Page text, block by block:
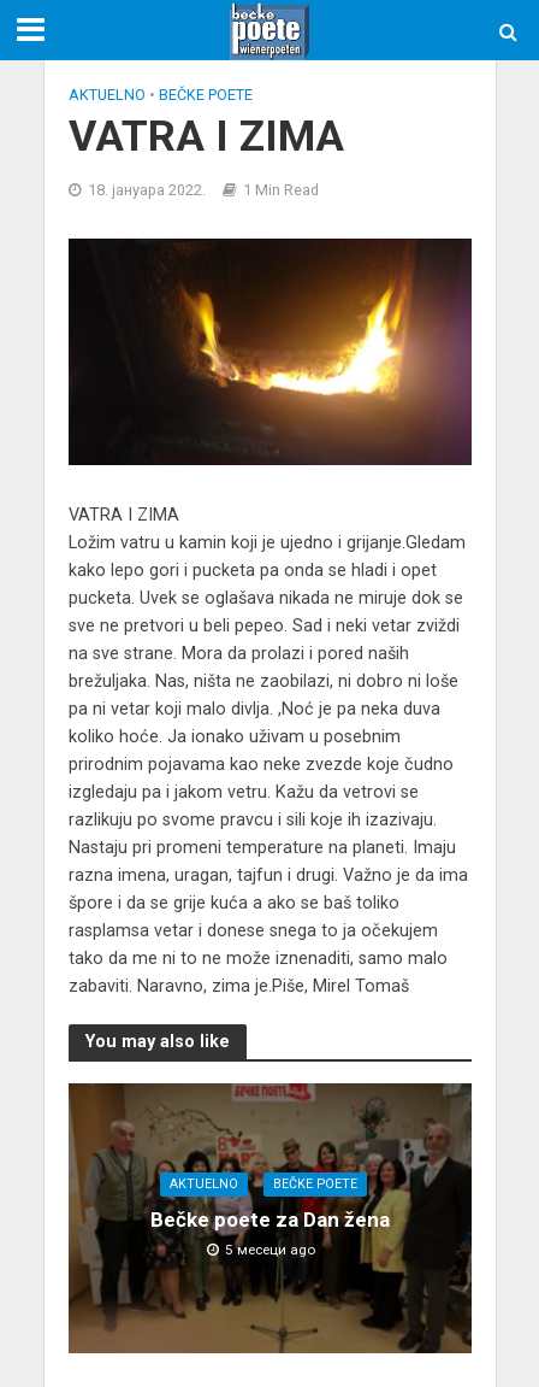
AKTUELNO • BEČKE POETE
VATRA I ZIMA
18. јануара 2022. 1 Min Read
VATRA I ZIMA
Ložim vatru u kamin koji je ujedno i grijanje.Gledam
kako lepo gori i pucketa pa onda se hladi i opet
pucketa. Uvek se oglašava nikada ne miruje dok se
sve ne pretvori u beli pepeo. Sad i neki vetar zviždi
na sve strane. Mora da prolazi i pored naših
brežuljaka. Nas, ništa ne zaobilazi, ni dobro ni loše
pa ni vetar koji malo divlja. ,Noć je pa neka duva
koliko hoće. Ja ionako uživam u posebnim
prirodnim pojavama kao neke zvezde koje čudno
izgledaju pa i jakom vetru. Kažu da vetrovi se
razlikuju po svome pravcu i sili koje ih izazivaju.
Nastaju pri promeni temperature na planeti. Imaju
razna imena, uragan, tajfun i drugi. Važno je da ima
špore i da se grije kuća a ako se baš toliko
rasplamsa vetar i donese snega to ja očekujem
tako da me ni to ne može iznenaditi, samo malo
zabaviti. Naravno, zima je.Piše, Mirel Tomaš
You may also like
AKTUELNO BEČKE POETE
Bečke poete za Dan žena
5 месеци ago